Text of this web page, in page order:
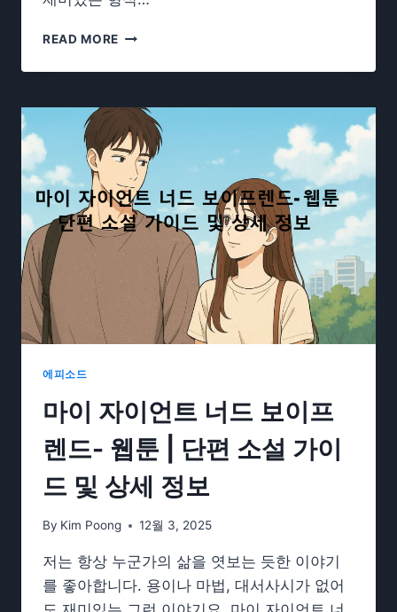
READ MORE 놓
마
신
줄–
웹
툰
|
완
벽
한
야
기
에피소드
마이 자이언트 너드 보이프
렌드- 웹툰 | 단편 소설 가이
드 및 상세 정보
By Kim Poong 12월 3, 2025
저는 항상 누군가의 삶을 엿보는 듯한 이야기
를 좋아합니다. 용이나 마법, 대서사시가 없어